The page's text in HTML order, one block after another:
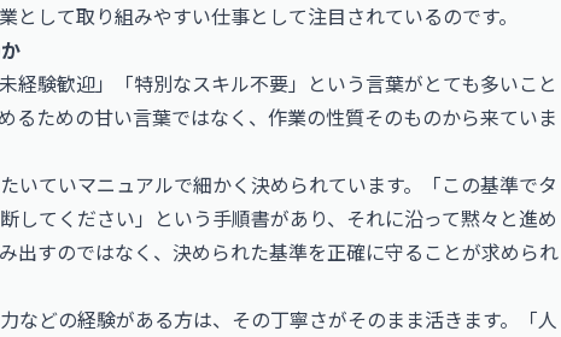
して取り組みやすい仕事として注目されているのです。
経験歓迎」「特別なスキル不要」という言葉がとても多いこと
るための甘い言葉ではなく、作業の性質そのものから来ていま
いていマニュアルで細かく決められています。「この基準でタ
してください」という手順書があり、それに沿って黙々と進め
出すのではなく、決められた基準を正確に守ることが求められ
などの経験がある方は、その丁寧さがそのまま活きます。「人